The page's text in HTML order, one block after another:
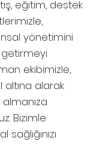
eğitim, destek
yönetimini
ekibimizle,
alarak
Bizimle